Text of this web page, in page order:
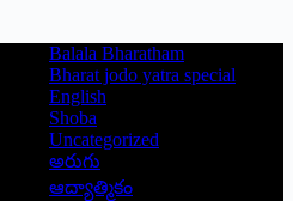
Balala Bharatham
Bharat jodo yatra special
English
Shoba
Uncategorized
అరుగు
ఆద్యాత్మికం